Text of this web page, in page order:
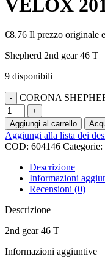
VELOX
€8.76 Il prezzo originale
Shepherd 2nd gear 46 T
9 disponibili
CORONA
Aggiungi al carrello
Aggiungi alla lista dei
COD: 604146 Categorie:
Descrizione
Informazioni
Recensioni (0)
Descrizione
2nd gear 46 T
Informazioni aggiuntive